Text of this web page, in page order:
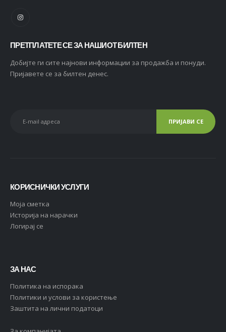
ПРЕТПЛАТЕТЕ СЕ ЗА НАШИОТ БИЛТЕН
Добијте ги сите најнови информации за продажба и понуди.
Пријавете се за билтен денес.
КОРИСНИЧКИ УСЛУГИ
Moja сметка
Историја на нарачки
Логирај се
ЗА НАС
Политика на испорака
Политики и услови за користење
Заштита на лични податоци